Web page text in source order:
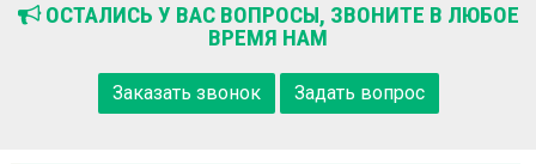
ОСТАЛИСЬ У ВАС ВОПРОСЫ, ЗВОНИТЕ В ЛЮБОЕ
ВРЕМЯ НАМ
Заказать звонок Задать вопрос